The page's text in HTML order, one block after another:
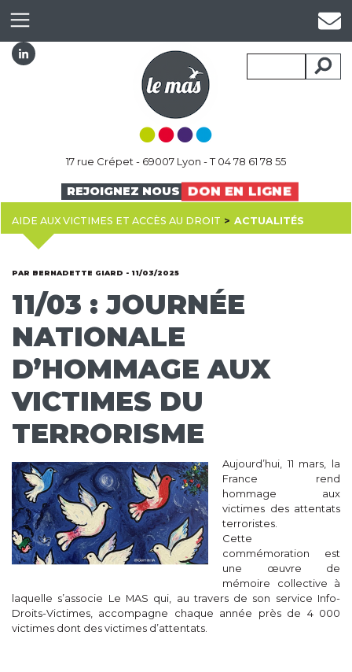
17 rue Crépet - 69007 Lyon - T 04 78 61 78 55
REJOIGNEZ NOUS DON EN LIGNE
AIDE AUX VICTIMES ET ACCÈS AU DROIT ACTUALITÉS
PAR BERNADETTE GIARD - 11/03/2025
11/03 : JOURNÉE
NATIONALE
D’HOMMAGE AUX
VICTIMES DU
TERRORISME
Aujourd’hui, 11 mars, la
France rend
hommage aux
victimes des attentats
terroristes.
Cette
commémoration est
une œuvre de
mémoire collective à
laquelle s’associe Le MAS qui, au travers de son service Info-
Droits-Victimes, accompagne chaque année près de 4 000
victimes dont des victimes d’attentats.